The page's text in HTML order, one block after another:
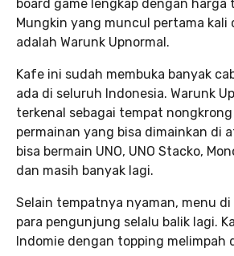
board game lengkap dengan harga
Mungkin yang muncul pertama kali
adalah Warunk Upnormal.
Kafe ini sudah membuka banyak
ada di seluruh Indonesia. Warunk
terkenal sebagai tempat
permainan yang bisa dimainkan di
bisa bermain UNO, UNO Stacko,
dan masih banyak lagi.
Selain tempatnya nyaman, menu
para pengunjung selalu balik lagi.
Indomie dengan topping melimpah